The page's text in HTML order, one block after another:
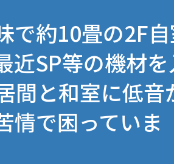
で約10畳の2F
近SP等の機材を
間と和室に低音
情で困っていま